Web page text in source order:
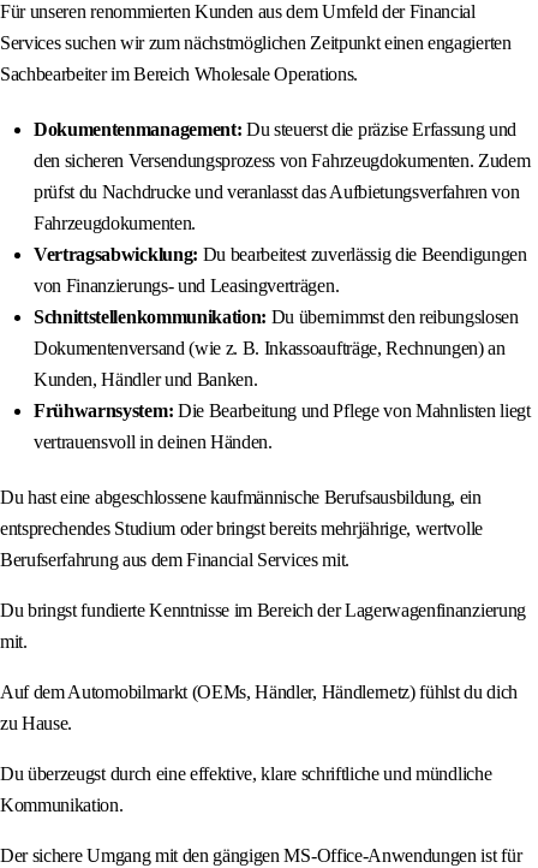
Für unseren renommierten Kunden aus dem Umfeld der Financial
Services suchen wir zum nächstmöglichen Zeitpunkt einen engagierten
Sachbearbeiter im Bereich Wholesale Operations.
Dokumentenmanagement: Du steuerst die präzise Erfassung und
den sicheren Versendungsprozess von Fahrzeugdokumenten. Zudem
prüfst du Nachdrucke und veranlasst das Aufbietungsverfahren von
Fahrzeugdokumenten.
Vertragsabwicklung: Du bearbeitest zuverlässig die Beendigungen
von Finanzierungs- und Leasingverträgen.
Schnittstellenkommunikation: Du übernimmst den reibungslosen
Dokumentenversand (wie z. B. Inkassoaufträge, Rechnungen) an
Kunden, Händler und Banken.
Frühwarnsystem: Die Bearbeitung und Pflege von Mahnlisten liegt
vertrauensvoll in deinen Händen.
Du hast eine abgeschlossene kaufmännische Berufsausbildung, ein
entsprechendes Studium oder bringst bereits mehrjährige, wertvolle
Berufserfahrung aus dem Financial Services mit.
Du bringst fundierte Kenntnisse im Bereich der Lagerwagenfinanzierung
mit.
Auf dem Automobilmarkt (OEMs, Händler, Händlernetz) fühlst du dich
zu Hause.
Du überzeugst durch eine effektive, klare schriftliche und mündliche
Kommunikation.
Der sichere Umgang mit den gängigen MS-Office-Anwendungen ist für